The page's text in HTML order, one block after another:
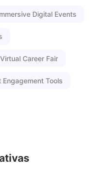
Digital Events
Virtual Career Fair
Engagement Tools